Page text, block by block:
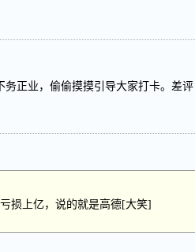
务正业，偷偷摸摸引导大家打卡。差
损上亿，说的就是高德[大笑]